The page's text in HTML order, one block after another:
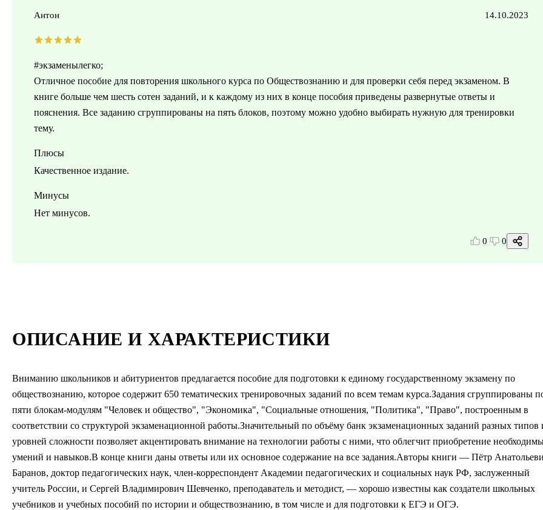
ОПИСАНИЕ И ХАРАКТЕРИСТИКИ
Вниманию школьников и абитуриентов предлагается пособие для подготовки к единому государственному экзамену по
обществознанию, которое содержит 650 тематических тренировочных заданий по всем темам курса.Задания сгруппированы
пяти блокам-модулям "Человек и общество", "Экономика", "Социальные отношения, "Политика", "Право", построенным в
соответствии со структурой экзаменационной работы.Значительный по объёму банк экзаменационных заданий разных типов
уровней сложности позволяет акцентировать внимание на технологии работы с ними, что облегчит приобретение
умений и навыков.В конце книги даны ответы или их основное содержание на все задания.Авторы книги — Пётр
Баранов, доктор педагогических наук, член-корреспондент Академии педагогических и социальных наук РФ, заслуженный
учитель России, и Сергей Владимирович Шевченко, преподаватель и методист, — хорошо известны как создатели школьных
учебников и учебных пособий по истории и обществознанию, в том числе и для подготовки к ЕГЭ и ОГЭ.
Антон 14.10.2023
#экзаменылегко;
Отличное пособие для повторения школьного курса по Обществознанию и для проверки себя перед экзаменом. В
книге больше чем шесть сотен заданий, и к каждому из них в конце пособия приведены развернутые ответы и
пояснения. Все заданию сгруппированы на пять блоков, поэтому можно удобно выбирать нужную для тренировки
тему.
Плюсы
Качественное издание.
Минусы
Нет минусов.
0 0